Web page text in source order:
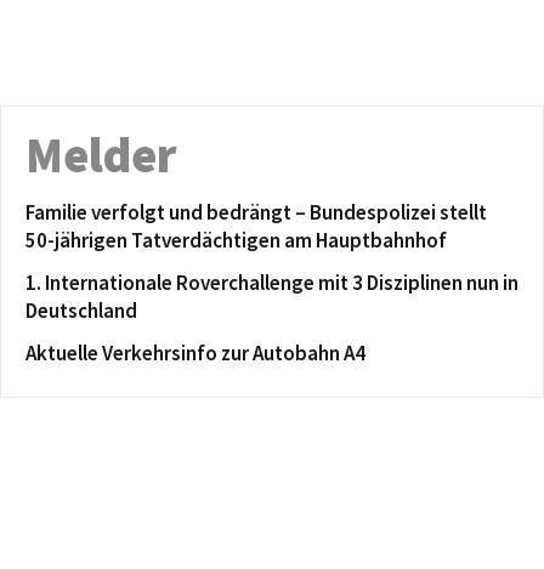
Melder
Familie verfolgt und bedrängt – Bundespolizei stellt
50-jährigen Tatverdächtigen am Hauptbahnhof
1. Internationale Roverchallenge mit 3 Disziplinen nun in
Deutschland
Aktuelle Verkehrsinfo zur Autobahn A4